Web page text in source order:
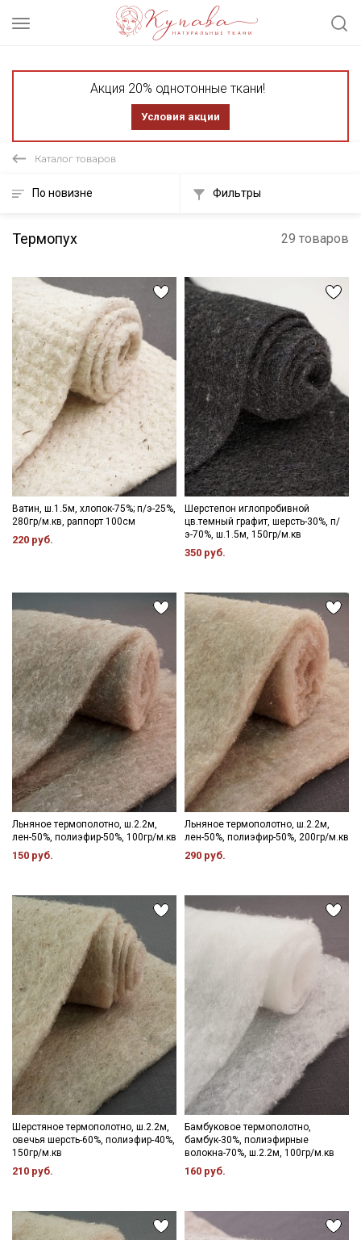
Акция 20% однотонные ткани!
Условия акции
Каталог товаров
По новизне Фильтры
Термопух 29 товаров
Ватин, ш.1.5м, хлопок-75%; п/э-25%,
280гр/м.кв, раппорт 100см
220 руб.
Шерстепон иглопробивной
цв.темный графит, шерсть-30%, п/
э-70%, ш.1.5м, 150гр/м.кв
350 руб.
Льняное термополотно, ш.2.2м,
лен-50%, полиэфир-50%, 100гр/м.кв
150 руб.
Льняное термополотно, ш.2.2м,
лен-50%, полиэфир-50%, 200гр/м.кв
290 руб.
Шерстяное термополотно, ш.2.2м,
овечья шерсть-60%, полиэфир-40%,
150гр/м.кв
210 руб.
Бамбуковое термополотно,
бамбук-30%, полиэфирные
волокна-70%, ш.2.2м, 100гр/м.кв
160 руб.